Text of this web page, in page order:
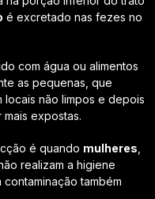
é excretado nas fezes no
com água ou alimentos
as pequenas, que
locais não limpos e depois
expostas.
é quando mulheres
realizam a higiene
contaminação também